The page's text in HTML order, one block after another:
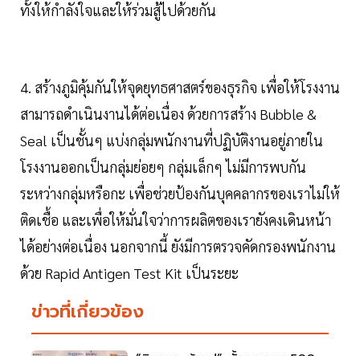
ทั้งให้กำลังใจและให้ร่วมสู้ไปด้วยกัน
4. สร้างภูมิคุ้มกันให้จุดยุทธศาสตร์ของธุรกิจ เพื่อให้โรงงาน
สามารถดำเนินงานได้ต่อเนื่อง ด้วยการสร้าง Bubble &
Seal เป็นชั้นๆ แบ่งกลุ่มพนักงานที่ปฏิบัติงานอยู่ภายใน
โรงงานออกเป็นกลุ่มย่อยๆ กลุ่มเล็กๆ ไม่มีการพบกัน
ระหว่างกลุ่มหรือกะ เพื่อช่วยป้องกันบุคคลากรของเราไม่ให้
ติดเชื้อ และเพื่อให้มั่นใจว่าการผลิตของเรายังคงเดินหน้า
ได้อย่างต่อเนื่อง นอกจากนี้ ยังมีการตรวจคัดกรองพนักงาน
ด้วย Rapid Antigen Test Kit เป็นระยะ
ข่าวที่เกี่ยวข้อง